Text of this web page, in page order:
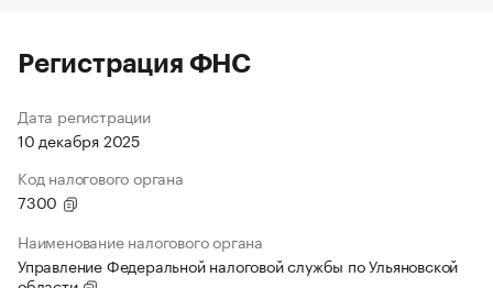
Регистрация ФНС
Дата регистрации
10 декабря 2025
Код налогового органа
7300
Наименование налогового органа
Управление Федеральной налоговой службы по Ульяновской